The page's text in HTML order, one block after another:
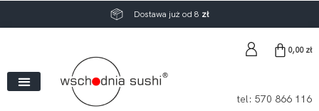
Dostawa już od 8 zł
0,00 zł
tel: 570 866 116